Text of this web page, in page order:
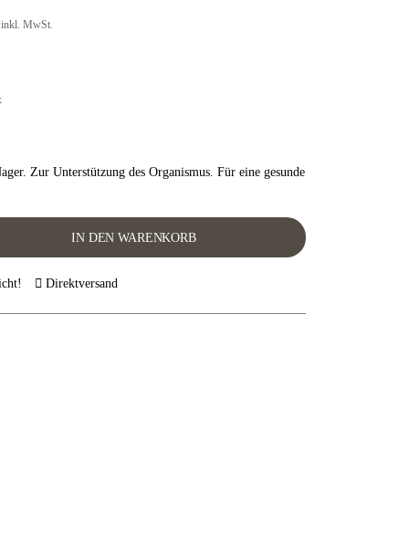
inkl. MwSt.
Zur Unterstützung des Organismus. Für eine gesunde
IN DEN WARENKORB
Direktversand